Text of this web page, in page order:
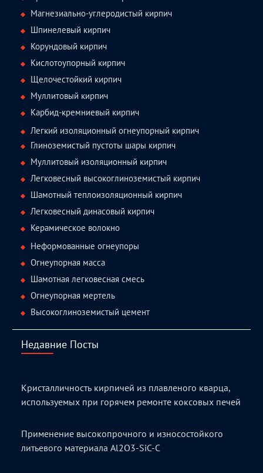
Магнезиально-углеродистый кирпич
Шпинелевый кирпич
Корундовый кирпич
Кислотоупорный кирпич
Щелочестойкий кирпич
Муллитовый кирпич
Карбид-кремниевый кирпич
Легкий изоляционный огнеупорный кирпич
Глиноземистый пустоты шары кирпич
Муллитовый изоляционный кирпич
Легковесный высокоглиноземистый кирпич
Шамотный теплоизоляционный кирпич
Легковесный динасовый кирпич
Керамическое волокно
Неформованные огнеупоры
Огнеупорная масса
Шамотная легковесная смесь
Огнеупорная мертель
Высокоглиноземистый цемент
Недавние Посты
Кристалличность кирпичей из плавленого кварца,
используемых при горячем ремонте коксовых печей
Применение высокопрочного и износостойкого
литьевого материала Al2O3-SiC-C